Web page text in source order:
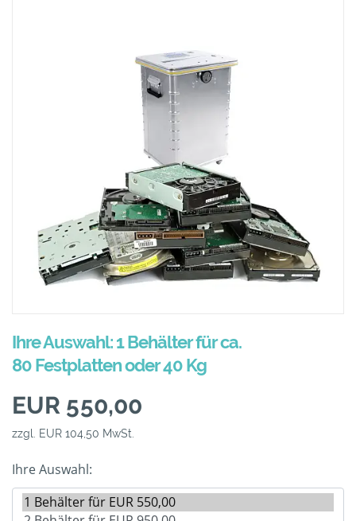
Ihre Auswahl: 1 Behälter für ca.
80 Festplatten oder 40 Kg
EUR 550,00
zzgl. EUR 104,50 MwSt.
Ihre Auswahl: